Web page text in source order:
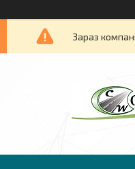
Зараз